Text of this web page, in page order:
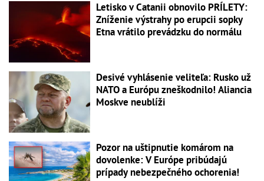
Letisko v Catanii obnovilo PRÍLETY:
Zníženie výstrahy po erupcii sopky
Etna vrátilo prevádzku do normálu
Desivé vyhlásenie veliteľa: Rusko už
NATO a Európu zneškodnilo! Aliancia
Moskve neublíži
Pozor na uštipnutie komárom na
dovolenke: V Európe pribúdajú
prípady nebezpečného ochorenia!